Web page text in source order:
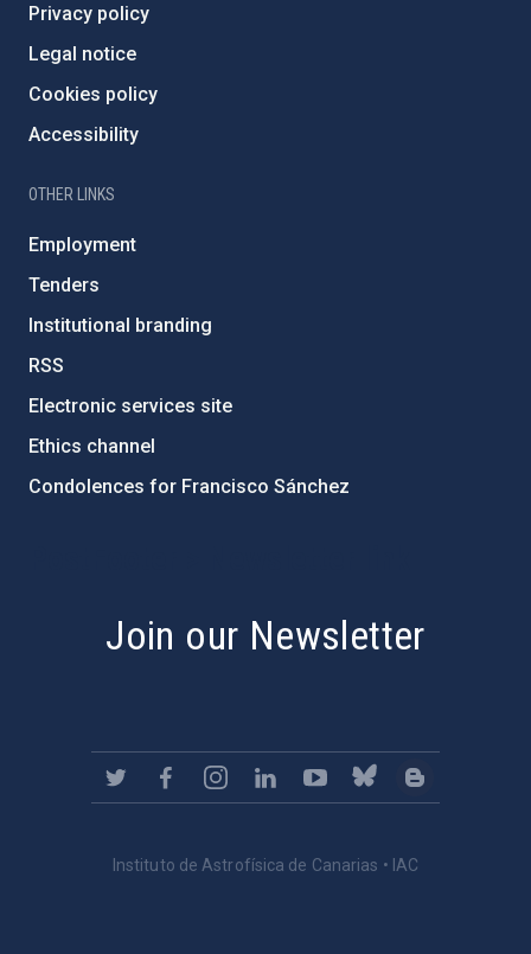
Privacy policy
Legal notice
Cookies policy
Accessibility
OTHER LINKS
Employment
Tenders
Institutional branding
RSS
Electronic services site
Ethics channel
Condolences for Francisco Sánchez
Join our Newsletter
Instituto de Astrofísica de Canarias • IAC